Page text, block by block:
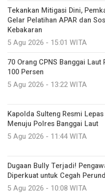
Tekankan Mitigasi Dini,
Gelar Pelatihan APAR dan
Kebakaran
5 Agu 2026 - 15:01 WITA
70 Orang CPNS Banggai
100 Persen
5 Agu 2026 - 13:22 WITA
Kapolda Sulteng Resmi
Menuju Polres Banggai Laut
5 Agu 2026 - 11:44 WITA
Dugaan Bully Terjadi!
Diperkuat untuk Cegah
5 Agu 2026 - 10:08 WITA